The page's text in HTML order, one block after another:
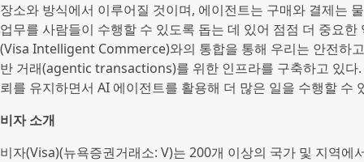
장소와 방식에서 이루어질 것이며, 에이전트는 구매와 결제는
업무를 사람들이 수행할 수 있도록 돕는 데 있어 점점 더 중요
(Visa Intelligent Commerce)와의 통합을 통해 우리는 안전하
반 거래(agentic transactions)를 위한 인프라를 구축하고 있다
뢰를 유지하면서 AI 에이전트를 활용해 더 많은 일을 수행할 수
비자 소개
비자(Visa)(뉴욕증권거래소: V)는 200개 이상의 국가 및 지역